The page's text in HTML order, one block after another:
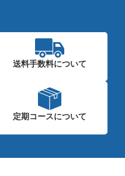
送料手数料について
定期コースについて